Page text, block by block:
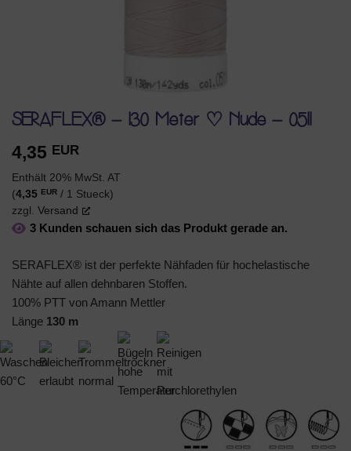
SERAFLEX® – 130 Meter ♡ Nude – 0511
4,35 EUR
Enthält 20% MwSt. AT
(4,35 EUR / 1 Stueck)
zzgl. Versand
3 Kunden schauen sich das Produkt gerade an.
SERAFLEX® ist der perfekte Nähfaden für hochelastische
Nähte auf allen dehnbaren Stoffen.
100% PTT von Amann Mettler
Länge 130 m